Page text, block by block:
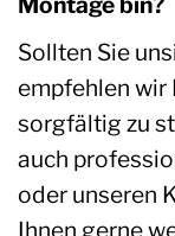
Sollten Sie
empfehlen wir
sorgfältig zu
auch
oder unseren
Ihnen gerne